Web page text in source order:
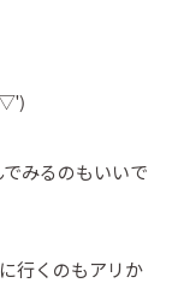
みるのもいいで
行くのもアリか